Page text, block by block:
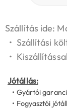
Szállítás ide:
• Szállítási
•
Jótállás:
• Gyártói
• Fogyasztói